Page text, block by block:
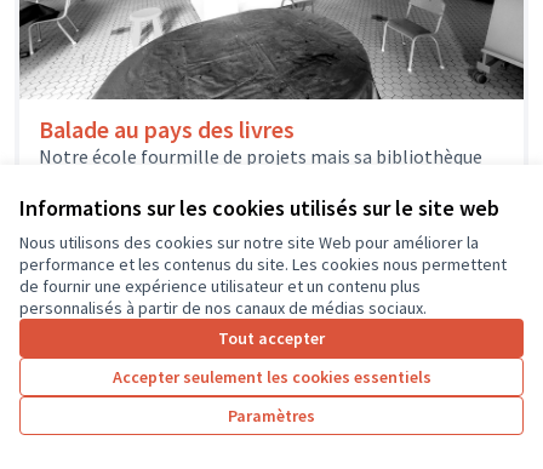
Informations sur les cookies utilisés sur le site web
Nous utilisons des cookies sur notre site Web pour améliorer la
performance et les contenus du site. Les cookies nous permettent
de fournir une expérience utilisateur et un contenu plus
personnalisés à partir de nos canaux de médias sociaux.
Tout accepter
Accepter seulement les cookies essentiels
Paramètres
Balade au pays des livres
Notre école fourmille de projets mais sa bibliothèque
proposés par...
Résultats par page : 25
1 … 5